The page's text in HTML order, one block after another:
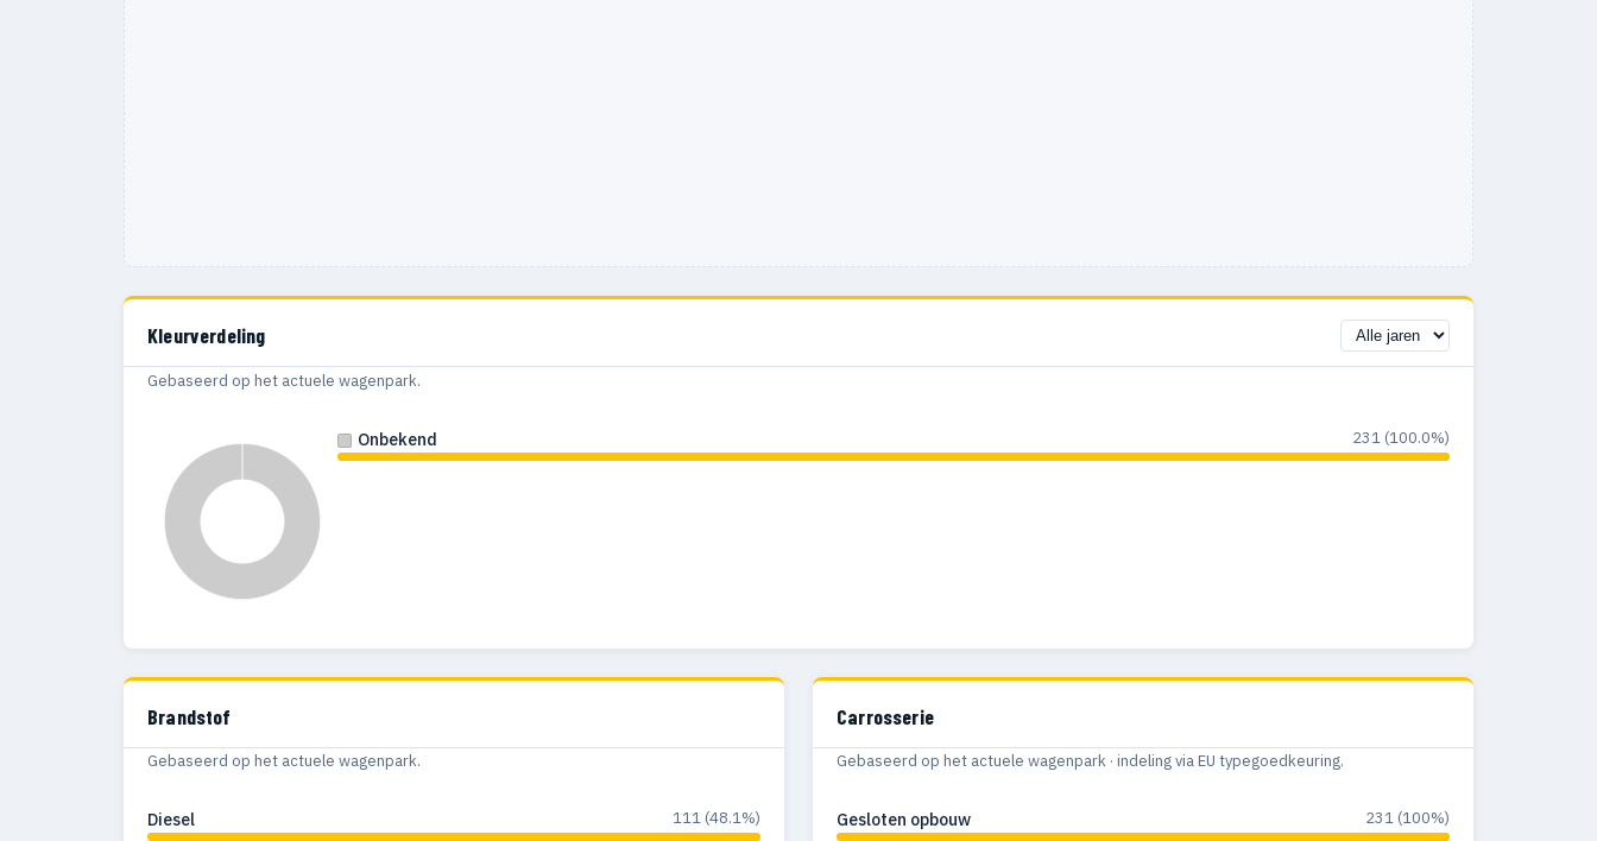
Kleurverdeling
Gebaseerd op het actuele wagenpark.
Onbekend 231 (100.0%)
Brandstof
Gebaseerd op het actuele wagenpark.
Diesel 111 (48.1%)
Carrosserie
Gebaseerd op het actuele wagenpark · indeling via EU typegoedkeuring.
Gesloten opbouw 231 (100%)